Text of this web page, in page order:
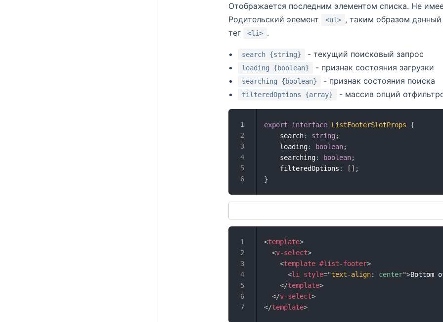
Отображается последним элементом списка. Не
Родительский элемент
<ul> , таким образом
тег
<li> .
search {string} - текущий поисковый запрос
loading {boolean} - признак состояния загрузки
searching {boolean} - признак состояния поиска
filteredOptions {array} - массив опций
export interface ListFooterSlotProps
{
    search
: string ;
    loading
: boolean;
    searching
: boolean;
    filteredOptions
: [ ] ;
}
<template>
<v-select>
<template #list-footer>
<li style="text-align: center">Bottom
</template>
</v-select>
</template>